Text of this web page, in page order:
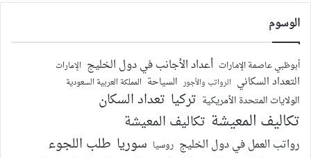
الوسوم
أبوظبي عاصمة الإمارات أعداد الأجانب في دول الخليج الإمارات
التعداد السكاني الرواتب والأجور السياحة المملكة العربية السعودية
الولايات المتحدة الأمريكية تركيا تعداد السكان
تكاليف المعيشة تكاليف المعيشة
رواتب العمل في دول الخليج روسيا سوريا طلب اللجوء